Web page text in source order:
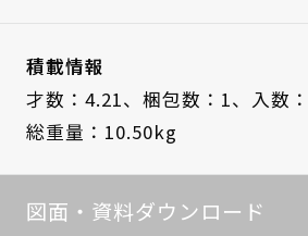
積載情報
才数：4.21、 梱包数：1、 入数：
総重量：10.50kg
図面・資料ダウンロード